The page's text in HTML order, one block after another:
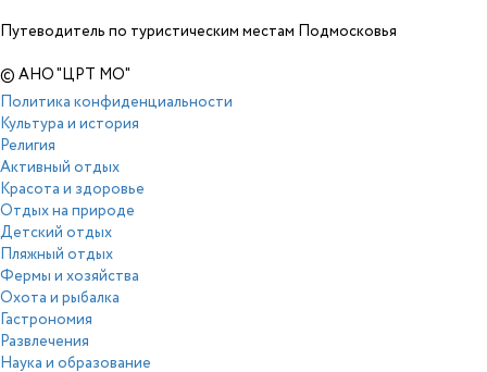
Путеводитель по туристическим местам Подмосковья
© АНО "ЦРТ МО"
Политика конфиденциальности
Культура и история
Религия
Активный отдых
Красота и здоровье
Отдых на природе
Детский отдых
Пляжный отдых
Фермы и хозяйства
Охота и рыбалка
Гастрономия
Развлечения
Наука и образование